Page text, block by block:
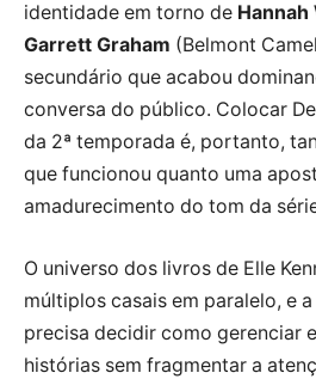
identidade em torno de Hannah
Garrett Graham (Belmont
secundário que acabou
conversa do público. Colocar
da 2ª temporada é, portanto,
que funcionou quanto uma
amadurecimento do tom da
O universo dos livros de Elle
múltiplos casais em paralelo, e
precisa decidir como gerenciar
histórias sem fragmentar a